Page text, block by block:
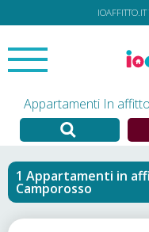
Appartamenti In
Appartamenti in
Camporosso